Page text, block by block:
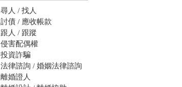
尋人 / 找人
討債 / 應收帳款
跟人 / 跟蹤
侵害配偶權
投資詐騙
法律諮詢 / 婚姻法律諮詢
離婚證人